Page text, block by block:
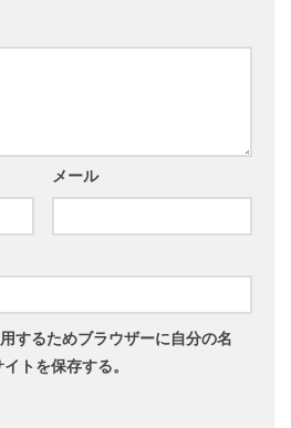
メール
するためブラウザーに自分の名
トを保存する。